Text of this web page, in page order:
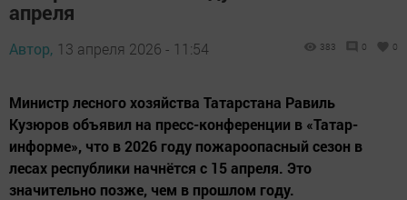
апреля
Автор, 13 апреля 2026 - 11:54 383 0 0
Министр лесного хозяйства Татарстана Равиль
Кузюров объявил на пресс-конференции в «Татар-
информе», что в 2026 году пожароопасный сезон в
лесах республики начнётся с 15 апреля. Это
значительно позже, чем в прошлом году.